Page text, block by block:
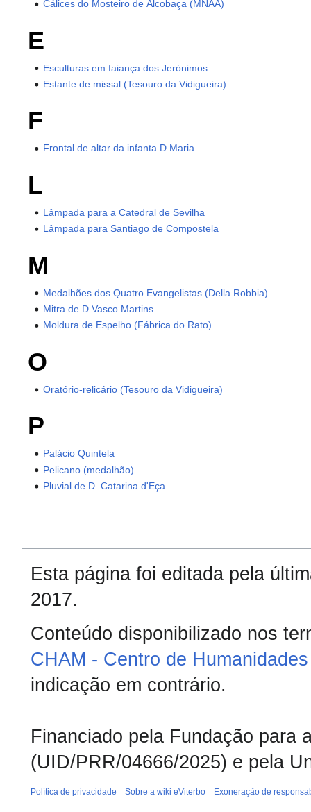
Cálices do Mosteiro de Alcobaça (MNAA)
E
Esculturas em faiança dos Jerónimos
Estante de missal (Tesouro da Vidigueira)
F
Frontal de altar da infanta D Maria
L
Lâmpada para a Catedral de Sevilha
Lâmpada para Santiago de Compostela
M
Medalhões dos Quatro Evangelistas (Della Robbia)
Mitra de D Vasco Martins
Moldura de Espelho (Fábrica do Rato)
O
Oratório-relicário (Tesouro da Vidigueira)
P
Palácio Quintela
Pelicano (medalhão)
Pluvial de D. Catarina d'Eça
Esta página foi editada pela
2017.
Conteúdo disponibilizado nos
CHAM - Centro de
indicação em contrário.
Financiado pela Fundação para
(UID/PRR/04666/2025) e pela
Política de privacidade Sobre a wiki eViterbo Exoneração de